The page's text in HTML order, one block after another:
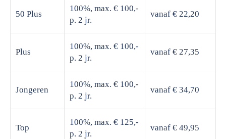
50 Plus
100%, max. € 100,-
p. 2 jr.
vanaf € 22,20
Plus
100%, max. € 100,-
p. 2 jr.
vanaf € 27,35
Jongeren
100%, max. € 100,-
p. 2 jr.
vanaf € 34,70
Top
100%, max. € 125,-
p. 2 jr.
vanaf € 49,95